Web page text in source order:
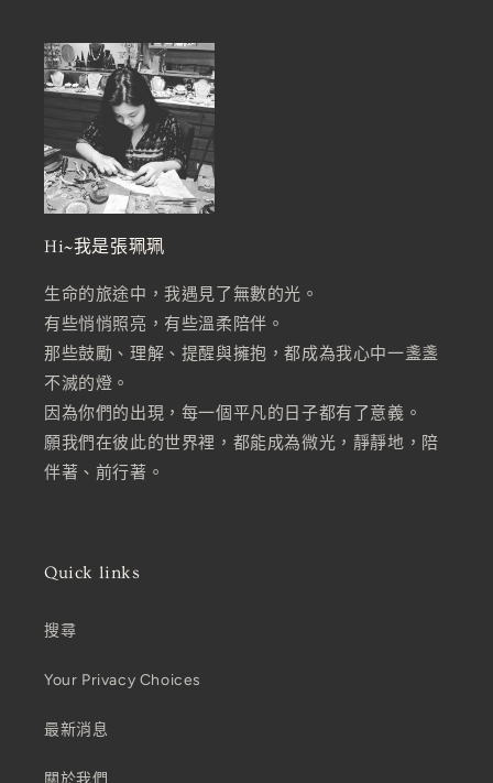
Hi~我是張珮珮
生命的旅途中，我遇見了無數的光。
有些悄悄照亮，有些溫柔陪伴。
那些鼓勵、理解、提醒與擁抱，都成為我心中一盞盞
不滅的燈。
因為你們的出現，每一個平凡的日子都有了意義。
願我們在彼此的世界裡，都能成為微光，靜靜地，陪
伴著、前行著。
Quick links
搜尋
Your Privacy Choices
最新消息
關於我們